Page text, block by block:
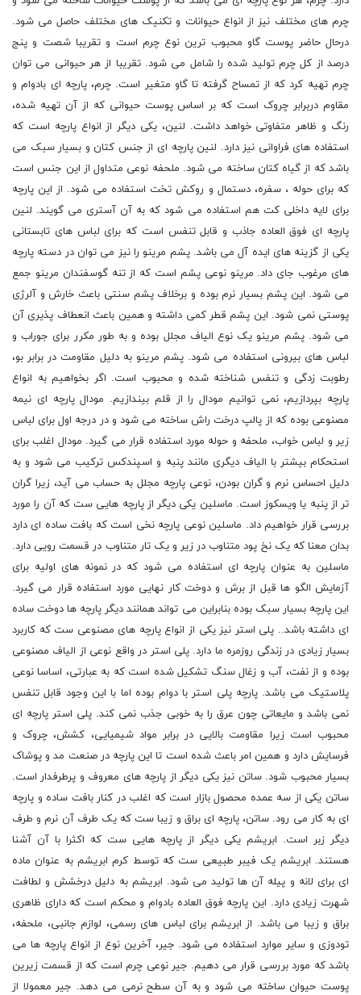
چرم های مختلف نیز از انواع حیوانات و تکنیک های مختلف حاصل می شود.
درحال حاضر پوست گاو محبوب ترین نوع چرم است و تقریبا شصت و پنج
درصد از کل چرم تولید شده را شامل می شود. تقریبا از هر حیوانی می توان
چرم تهیه کرد که از تمساح گرفته تا گاو متغیر است. چرم، پارچه ای بادوام و
مقاوم دربرابر چروک است که بر اساس پوست حیوانی که از آن تهیه شده،
رنگ و ظاهر متفاوتی خواهد داشت. لنین، یکی دیگر از انواع پارچه است که
استفاده های فراوانی نیز دارد. لنین پارچه ای از جنس کتان و بسیار سبک می
باشد که از گیاه کتان ساخته می شود. ملحفه نوعی متداول از این جنس است
که برای حوله ، سفره، دستمال و روکش تخت استفاده می شود. از این پارچه
برای لایه داخلی کت هم استفاده می شود که به آن آستری می گویند. لنین
پارچه ای فوق العاده جاذب و قابل تنفس است که برای لباس های تابستانی
یکی از گزینه های ایده آل می باشد. پشم مرینو را نیز می توان در دسته پارچه
های مرغوب جای داد. مرینو نوعی پشم است که از تنه گوسفندان مرینو جمع
می شود. این پشم بسیار نرم بوده و برخلاف پشم سنتی باعث خارش و آلرژی
پوستی نمی شود. این پشم قطر کمی داشته و همین باعث انعطاف پذیری آن
می شود. پشم مرینو یک نوع الیاف مجلل بوده و به طور مکرر برای جوراب و
لباس های بیرونی استفاده می شود. پشم مرینو به دلیل مقاومت در برابر بو،
رطوبت زدگی و تنفس شناخته شده و محبوب است. اگر بخواهیم به انواع
پارچه بپردازیم، نمی توانیم مودال را از قلم بیندازیم. مودال پارچه ای نیمه
مصنوعی بوده که از پالپ درخت راش ساخته می شود و در درجه اول برای لباس
زیر و لباس خواب، ملحفه و حوله مورد استفاده قرار می گیرد. مودال اغلب برای
استحکام بیشتر با الیاف دیگری مانند پنبه و اسپندکس ترکیب می شود و به
دلیل احساس نرم و گران بودن، نوعی پارچه مجلل به حساب می آید، زیرا گران
تر از پنبه یا ویسکوز است. ماسلین یکی دیگر از پارچه هایی ست که آن را مورد
بررسی قرار خواهیم داد. ماسلین نوعی پارچه نخی است که بافت ساده ای دارد
بدان معنا که یک نخ پود متناوب در زیر و یک تار متناوب در قسمت رویی دارد.
ماسلین به عنوان پارچه ای استفاده می شود که در نمونه های اولیه برای
آزمایش الگو ها قبل از برش و دوخت کار نهایی مورد استفاده قرار می گیرد.
این پارچه بسیار سبک بوده بنابراین می تواند همانند دیگر پارچه ها دوخت ساده
ای داشته باشد.. پلی استر نیز یکی از انواع پارچه های مصنوعی ست که کاربرد
بسیار زیادی در زندگی روزمره ما دارد. پلی استر در واقع نوعی از الیاف مصنوعی
بوده و از نفت، آب و زغال سنگ تشکیل شده است که به عبارتی، اساسا نوعی
پلاستیک می باشد. پارچه پلی استر با دوام بوده اما با این وجود قابل تنفس
نمی باشد و مایعاتی چون عرق را به خوبی جذب نمی کند. پلی استر پارچه ای
محبوب است زیرا مقاومت بالایی در برابر مواد شیمیایی، کشش، چروک و
فرسایش دارد و همین امر باعث شده است تا این پارچه در صنعت مد و پوشاک
بسیار محبوب شود. ساتن نیز یکی دیگر از پارچه های معروف و پرطرفدار است.
ساتن یکی از سه عمده محصول بازار است که اغلب در کنار بافت ساده و پارچه
ای به کار می رود. ساتن، پارچه ای براق و زیبا ست که یک طرف آن نرم و طرف
دیگر زبر است. ابریشم یکی دیگر از پارچه هایی ست که اکثرا با آن آشنا
هستند. ابریشم یک فیبر طبیعی ست که توسط کرم ابریشم به عنوان ماده
ای برای لانه و پیله آن ها تولید می شود. ابریشم به دلیل درخشش و لطافت
شهرت زیادی دارد. این پارچه فوق العاده بادوام و محکم است که دارای ظاهری
براق و زیبا می باشد. از ابریشم برای لباس های رسمی، لوازم جانبی، ملحفه،
تودوزی و سایر موارد استفاده می شود. جیر، آخرین نوع از انواع پارچه ها می
باشد که مورد بررسی قرار می دهیم. جیر نوعی چرم است که از قسمت زیرین
پوست حیوان ساخته می شود و به آن سطح نرمی می دهد. جیر معمولا از